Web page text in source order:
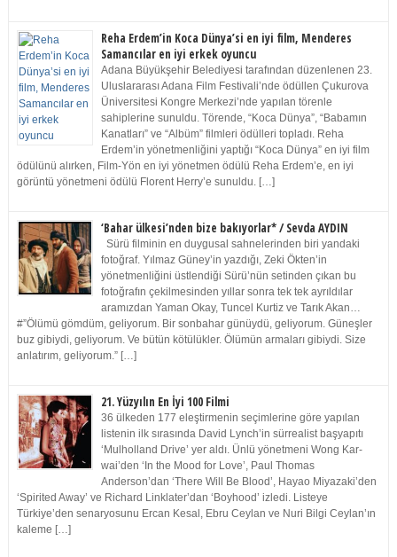
Reha Erdem’in Koca Dünya’si en iyi film, Menderes
Samancılar en iyi erkek oyuncu
Adana Büyükşehir Belediyesi tarafından düzenlenen 23.
Uluslararası Adana Film Festivali’nde ödüllen Çukurova
Üniversitesi Kongre Merkezi’nde yapılan törenle
sahiplerine sunuldu. Törende, “Koca Dünya”, “Babamın
Kanatları” ve “Albüm” filmleri ödülleri topladı. Reha
Erdem’in yönetmenliğini yaptığı “Koca Dünya” en iyi film
ödülünü alırken, Film-Yön en iyi yönetmen ödülü Reha Erdem’e, en iyi
görüntü yönetmeni ödülü Florent Herry’e sunuldu. […]
‘Bahar ülkesi’nden bize bakıyorlar* / Sevda AYDIN
Sürü filminin en duygusal sahnelerinden biri yandaki
fotoğraf. Yılmaz Güney’in yazdığı, Zeki Ökten’in
yönetmenliğini üstlendiği Sürü’nün setinden çıkan bu
fotoğrafın çekilmesinden yıllar sonra tek tek ayrıldılar
aramızdan Yaman Okay, Tuncel Kurtiz ve Tarık Akan…
#”Ölümü gömdüm, geliyorum. Bir sonbahar günüydü, geliyorum. Güneşler
buz gibiydi, geliyorum. Ve bütün kötülükler. Ölümün armaları gibiydi. Size
anlatırım, geliyorum.” […]
21. Yüzyılın En İyi 100 Filmi
36 ülkeden 177 eleştirmenin seçimlerine göre yapılan
listenin ilk sırasında David Lynch’in sürrealist başyapıtı
‘Mulholland Drive’ yer aldı. Ünlü yönetmeni Wong Kar-
wai’den ‘In the Mood for Love’, Paul Thomas
Anderson’dan ‘There Will Be Blood’, Hayao Miyazaki’den
‘Spirited Away’ ve Richard Linklater’dan ‘Boyhood’ izledi. Listeye
Türkiye’den senaryosunu Ercan Kesal, Ebru Ceylan ve Nuri Bilgi Ceylan’ın
kaleme […]